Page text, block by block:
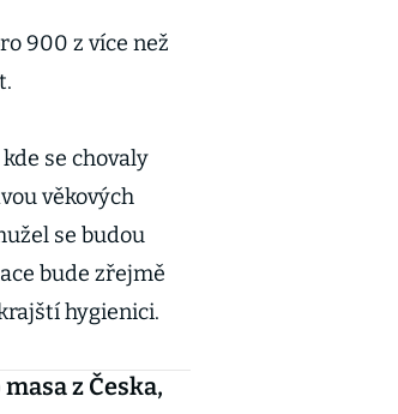
900 z více než
se chovaly
věkových
se budou
bude zřejmě
hygienici.
z Česka,